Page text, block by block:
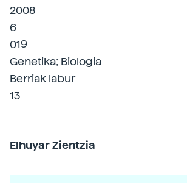
2008
6
019
Genetika; Biologia
Berriak labur
13
Elhuyar Zientzia